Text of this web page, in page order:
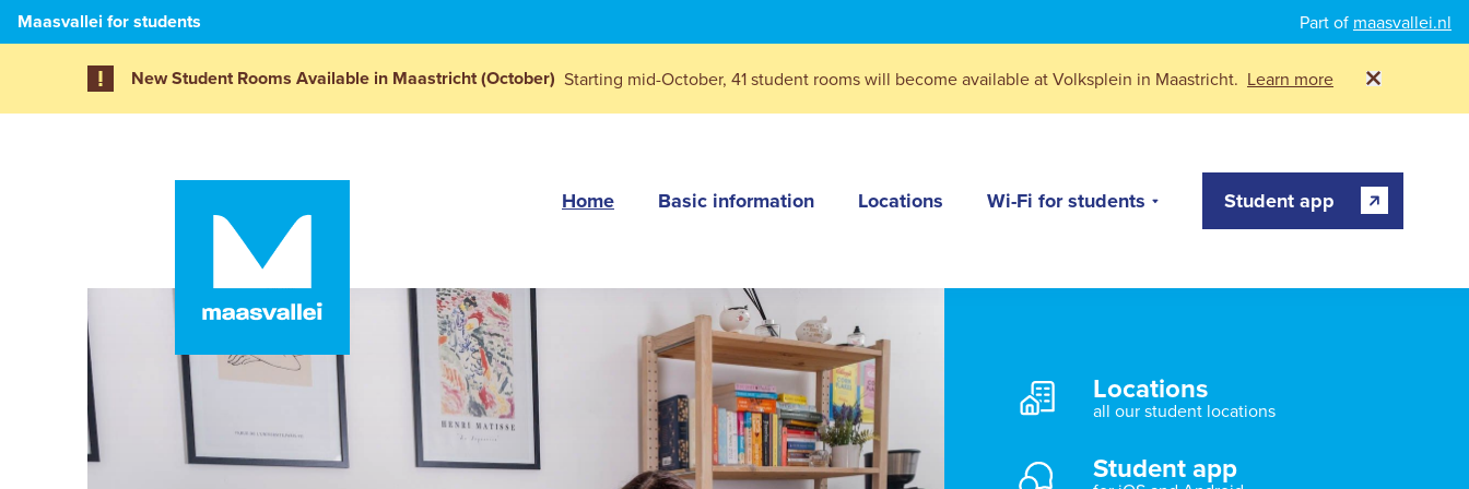
Maasvallei for students Part of maasvallei.nl
New Student Rooms Available in Maastricht (October) Starting mid-October, 41 student rooms will become available at Volksplein in Maastricht. Learn more
Home Basic information Locations Wi-Fi for students Student app
Locations
all our student locations
Student app